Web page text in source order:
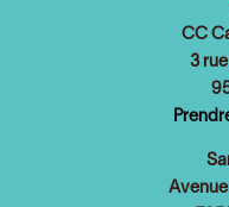
CC
3